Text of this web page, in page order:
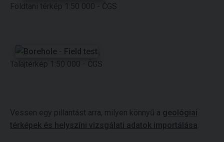
Földtani térkép 1:50 000 - ČGS
Talajtérkép 1:50 000 - ČGS
Vessen egy pillantást arra, milyen könnyű a geológiai
térképek és helyszíni vizsgálati adatok importálása